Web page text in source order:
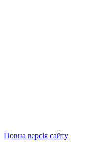
Повна версія сайту